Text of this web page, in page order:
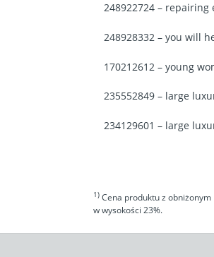
248922724 –
248928332 – you will
170212612 – young
235552849 – large
234129601 – large
1) Cena produktu z obniżonym
w wysokości 23%.